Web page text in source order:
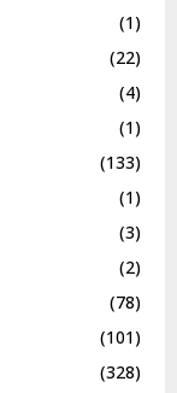
(1)
(22)
(4)
(1)
(133)
(1)
(3)
(2)
(78)
(101)
(328)